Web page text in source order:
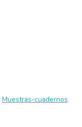
Muestras-cuadernos